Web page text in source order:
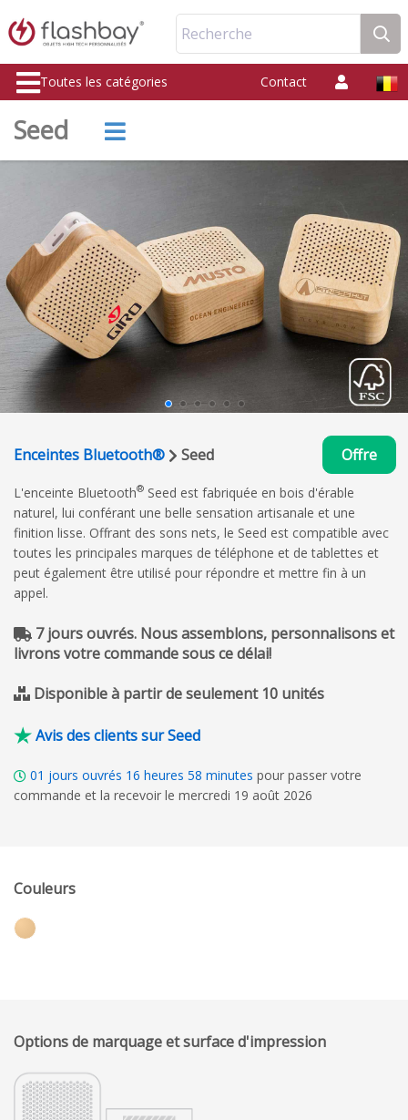
Recherche
Toutes les catégories Contact
Seed
Enceintes Bluetooth® Seed Offre
L'enceinte Bluetooth® Seed est fabriquée en bois d'érable
naturel, lui conférant une belle sensation artisanale et une
finition lisse. Offrant des sons nets, le Seed est compatible avec
toutes les principales marques de téléphone et de tablettes et
peut également être utilisé pour répondre et mettre fin à un
appel.
7 jours ouvrés. Nous assemblons, personnalisons et
livrons votre commande sous ce délai!
Disponible à partir de seulement 10 unités
Avis des clients sur Seed
01 jours ouvrés 16 heures 58 minutes pour passer votre
commande et la recevoir le mercredi 19 août 2026
Couleurs
Options de marquage et surface d'impression